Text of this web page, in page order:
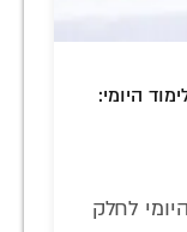
היומי:
לחלק